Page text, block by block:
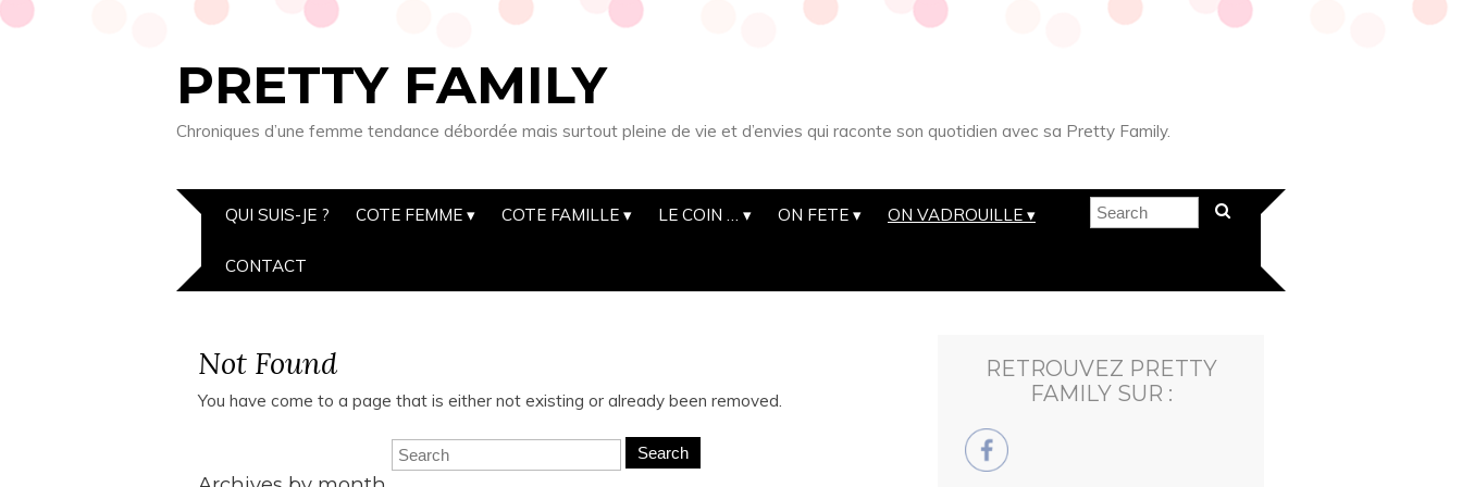
PRETTY FAMILY
Chroniques d’une femme tendance débordée mais surtout pleine de vie et d’envies qui raconte son quotidien avec sa Pretty Family.
QUI SUIS-JE ? COTE FEMME COTE FAMILLE LE COIN … ON FETE ON VADROUILLE
CONTACT
Not Found
You have come to a page that is either not existing or already been removed.
Search
RETROUVEZ PRETTY
FAMILY SUR :